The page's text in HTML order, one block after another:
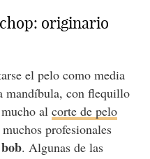
originario
el pelo como media
mandíbula, con flequillo
al corte de pelo
profesionales
. Algunas de las